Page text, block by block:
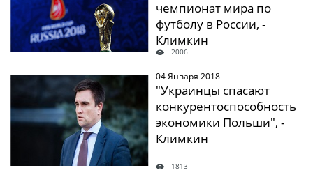
чемпионат мира по
футболу в России, -
Климкин
2006
04 Января 2018
"Украинцы спасают
конкурентоспособность
экономики Польши", -
Климкин
1813